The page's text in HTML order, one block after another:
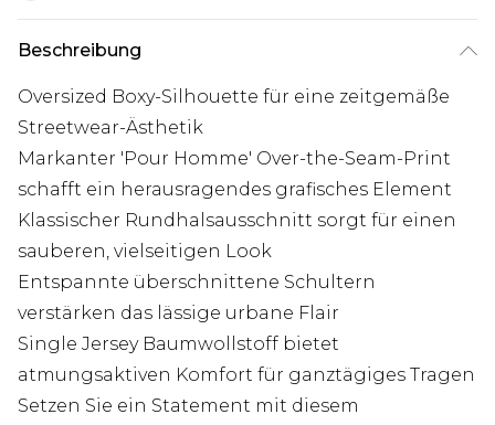
Beschreibung
Oversized Boxy-Silhouette für eine zeitgemäße
Streetwear-Ästhetik
Markanter 'Pour Homme' Over-the-Seam-Print
schafft ein herausragendes grafisches Element
Klassischer Rundhalsausschnitt sorgt für einen
sauberen, vielseitigen Look
Entspannte überschnittene Schultern
verstärken das lässige urbane Flair
Single Jersey Baumwollstoff bietet
atmungsaktiven Komfort für ganztägiges Tragen
Setzen Sie ein Statement mit diesem